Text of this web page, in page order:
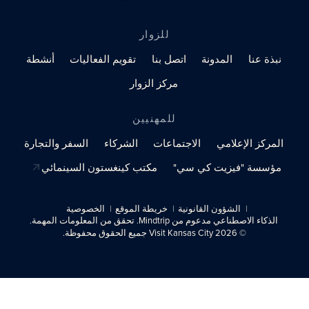
للزوار
نبذة عنا
المدونة اتصل بنا تقويم الفعاليات
أنشطة
مركز الزوار
للمهنيين
المركز الإعلامي
الاجتماعات الشركاء
السفر والتجارة
مؤسسة "فيزيت كي سي"
مكتب كينغستون السينمائي
الشؤون القانونية خريطة الموقع
الخصوصية
الذكاء الاصطناعي مدعوم من Mindtrip. تحقق من المعلومات المهمة.
© 2026 Visit Kansas City جميع الحقوق محفوظة.